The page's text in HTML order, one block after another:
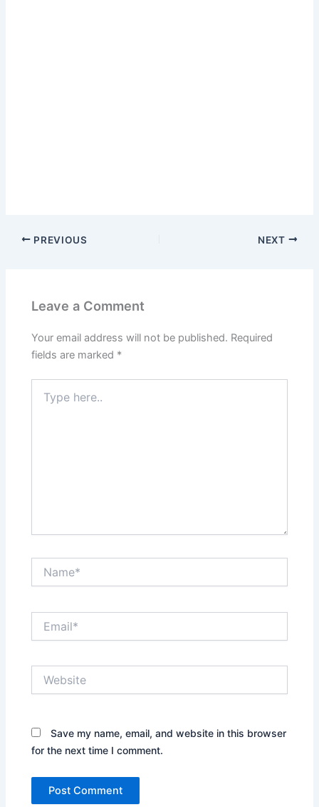
PREVIOUS NEXT
Leave a Comment
Your email address will not be published. Required
fields are marked *
here..
Save my name, email, and website in this browser
for the next time I comment.